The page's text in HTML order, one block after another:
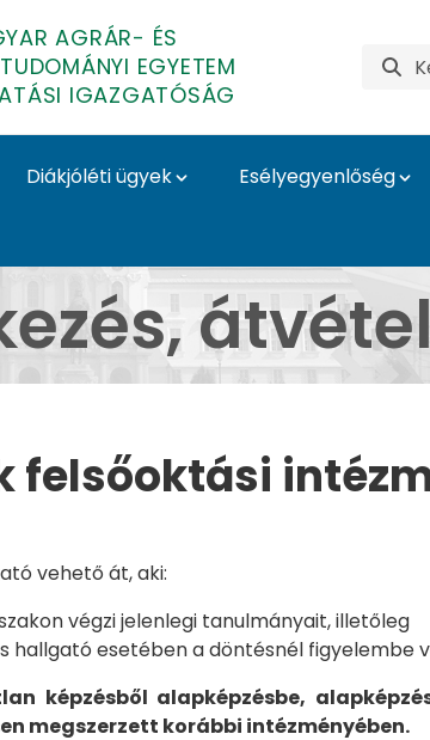
AGRÁR- ÉS
EGYETEM
IGAZGATÓSÁG
Diákjóléti ügyek Esélyegyenlőség
felsőoktási
vehető át, aki:
végzi jelenlegi tanulmányait, illetőleg
hallgató esetében a döntésnél
képzésből alapképzésbe,
megszerzett korábbi intézményében.